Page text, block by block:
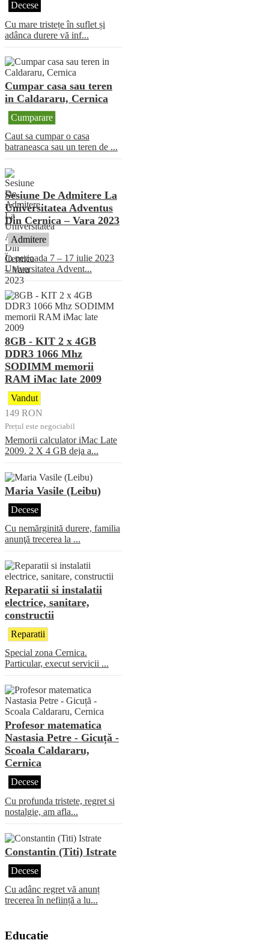
Decese
Cu mare tristețe în suflet și
adânca durere vă inf...
Cumpar casa sau teren
in Caldararu, Cernica
Cumparare
Caut sa cumpar o casa
batraneasca sau un teren de ...
Sesiune De Admitere La
Universitatea Adventus
Din Cernica – Vara 2023
Admitere
În perioada 7 – 17 iulie 2023
Universitatea Advent...
8GB - KIT 2 x 4GB
DDR3 1066 Mhz
SODIMM memorii
RAM iMac late 2009
Vandut
149 RON
Prețul este negociabil
Memorii calculator iMac Late
2009. 2 X 4 GB deja a...
Maria Vasile (Leibu)
Decese
Cu nemărginită durere, familia
anunţă trecerea la ...
Reparatii si instalatii
electrice, sanitare,
constructii
Reparatii
Special zona Cernica.
Particular, execut servicii ...
Profesor matematica
Nastasia Petre - Gicuță -
Scoala Caldararu,
Cernica
Decese
Cu profunda tristete, regret si
nostalgie, am afla...
Constantin (Titi) Istrate
Decese
Cu adânc regret vă anunț
trecerea în neființă a lu...
Educatie